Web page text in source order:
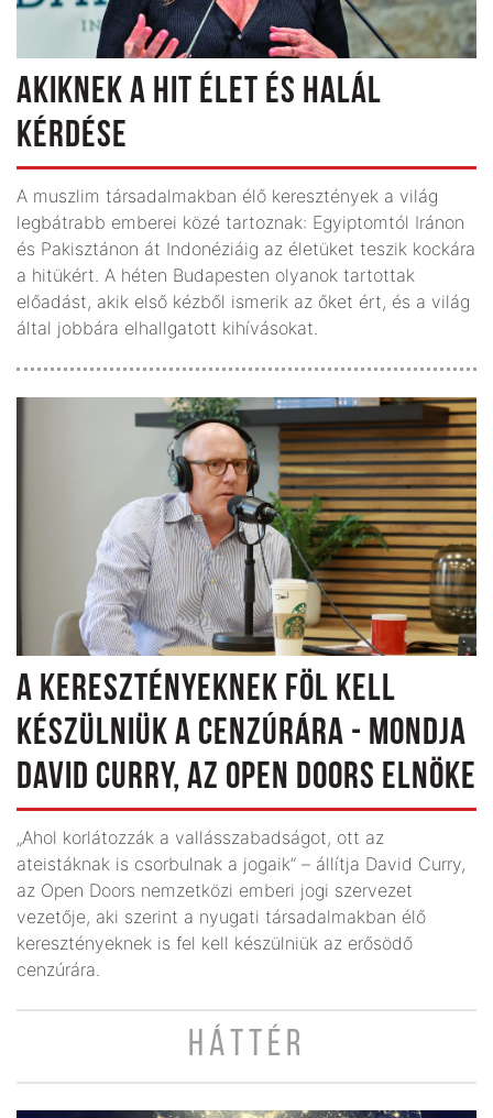
AKIKNEK A HIT ÉLET ÉS HALÁL
KÉRDÉSE
A muszlim társadalmakban élő keresztények a világ
legbátrabb emberei közé tartoznak: Egyiptomtól Iránon
és Pakisztánon át Indonéziáig az életüket teszik kockára
a hitükért. A héten Budapesten olyanok tartottak
előadást, akik első kézből ismerik az őket ért, és a világ
által jobbára elhallgatott kihívásokat.
A KERESZTÉNYEKNEK FÖL KELL
KÉSZÜLNIÜK A CENZÚRÁRA - MONDJA
DAVID CURRY, AZ OPEN DOORS ELNÖKE
„Ahol korlátozzák a vallásszabadságot, ott az
ateistáknak is csorbulnak a jogaik” – állítja David Curry,
az Open Doors nemzetközi emberi jogi szervezet
vezetője, aki szerint a nyugati társadalmakban élő
keresztényeknek is fel kell készülniük az erősödő
cenzúrára.
HÁTTÉR